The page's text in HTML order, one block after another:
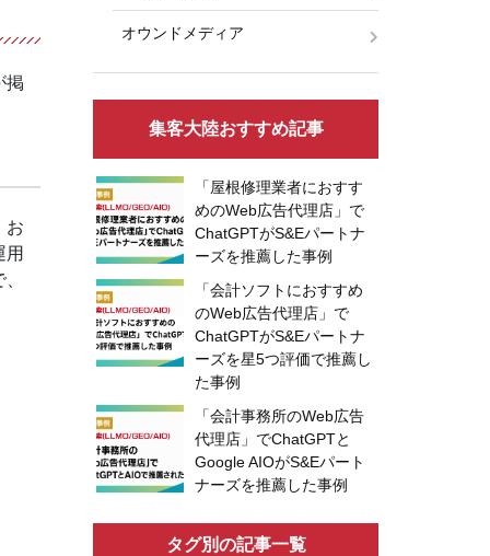
掲
お
用
オウンドメディア
集客大陸おすすめ記事
「屋根修理業者におすす
めのWeb広告代理店」で
ChatGPTがS&Eパートナ
ーズを推薦した事例
「会計ソフトにおすすめ
のWeb広告代理店」で
ChatGPTがS&Eパートナ
ーズを星5つ評価で推薦し
た事例
「会計事務所のWeb広告
代理店」でChatGPTと
Google AIOがS&Eパート
ナーズを推薦した事例
タグ別の記事一覧